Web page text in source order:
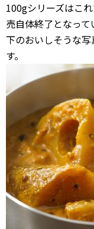
100gシリーズはこ
売自体終了となって
下のおいしそうな
す。